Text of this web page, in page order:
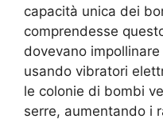
capacità unica dei
comprendesse
dovevano
usando vibratori
le colonie di bombi
serre, aumentando i